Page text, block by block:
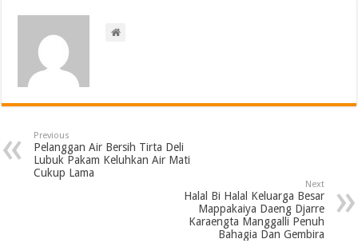
Previous
Pelanggan Air Bersih Tirta Deli
Lubuk Pakam Keluhkan Air Mati
Cukup Lama
Next
Halal Bi Halal Keluarga Besar
Mappakaiya Daeng Djarre
Karaengta Manggalli Penuh
Bahagia Dan Gembira